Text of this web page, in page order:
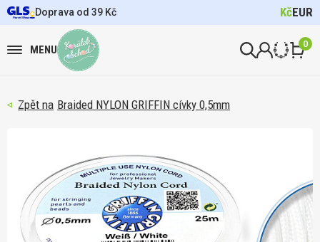
Doprava od 39 Kč KčEUR
MENU 0
Braided NYLON GRIFFIN cívky 0,5mm